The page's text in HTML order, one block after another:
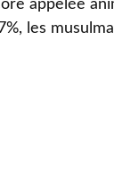
appelée
les